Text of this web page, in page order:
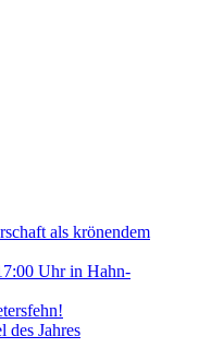
als krönendem
Uhr in Hahn-
Jahres